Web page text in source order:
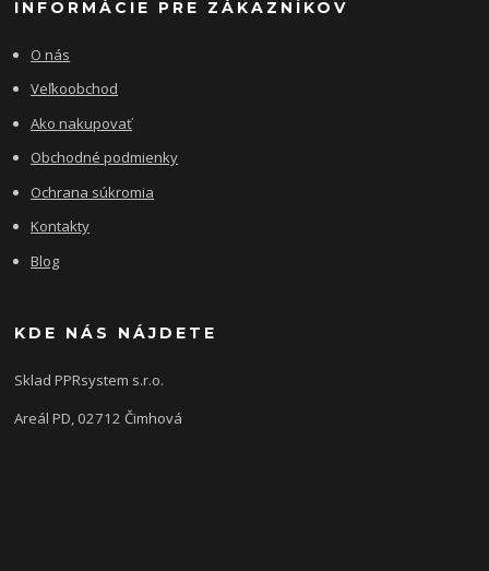
INFORMÁCIE PRE ZÁKAZNÍKOV
O nás
Veľkoobchod
Ako nakupovať
Obchodné podmienky
Ochrana súkromia
Kontakty
Blog
KDE NÁS NÁJDETE
Sklad PPRsystem s.r.o.
Areál PD, 02712 Čimhová